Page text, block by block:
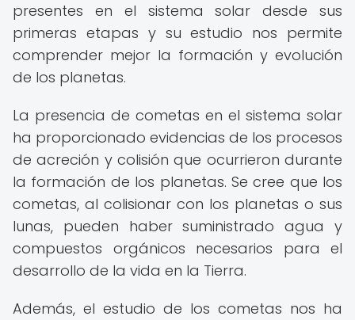
presentes en el sistema solar desde sus
primeras etapas y su estudio nos permite
comprender mejor la formación y evolución
de los planetas.
La presencia de cometas en el sistema solar
ha proporcionado evidencias de los procesos
de acreción y colisión que ocurrieron durante
la formación de los planetas. Se cree que los
cometas, al colisionar con los planetas o sus
lunas, pueden haber suministrado agua y
compuestos orgánicos necesarios para el
desarrollo de la vida en la Tierra.
Además, el estudio de los cometas nos ha